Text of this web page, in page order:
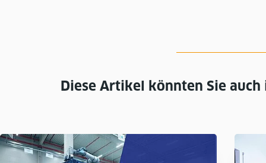
Diese Artikel könnten Sie